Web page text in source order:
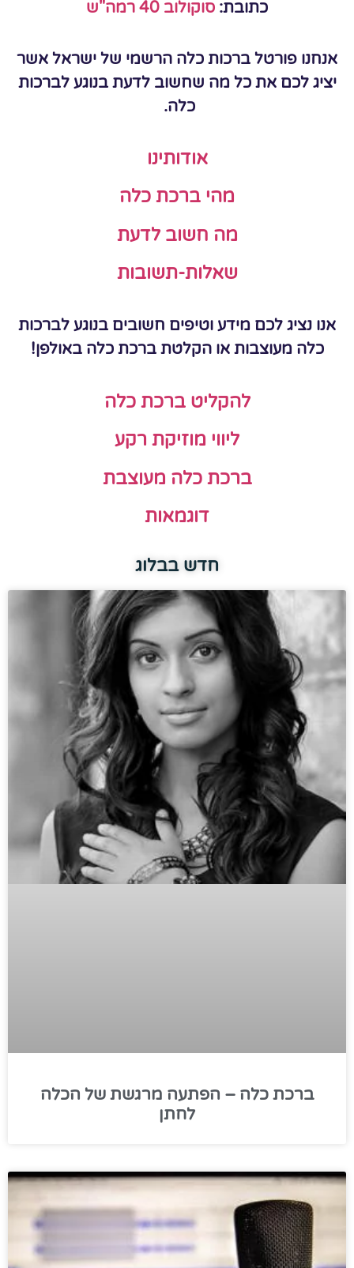
כתובת: סוקולוב 40 רמה"ש
אנחנו פורטל ברכות כלה הרשמי של ישראל אשר
יציג לכם את כל מה שחשוב לדעת בנוגע לברכות
כלה.
אודותינו
מהי ברכת כלה
מה חשוב לדעת
שאלות-תשובות
אנו נציג לכם מידע וטיפים חשובים בנוגע לברכות
כלה מעוצבות או הקלטת ברכת כלה באולפן!
להקליט ברכת כלה
ליווי מוזיקת רקע
ברכת כלה מעוצבת
דוגמאות
חדש בבלוג
ברכת כלה – הפתעה מרגשת של הכלה
לחתן